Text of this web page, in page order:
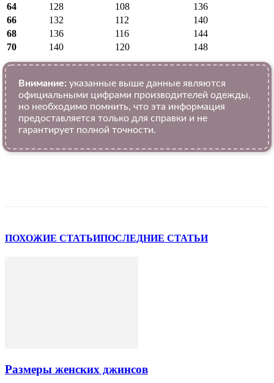
64
128 108
136
66
132 112
140
68
136 116
144
70
140 120 148
Внимание: указанные выше данные являются
официальными цифрами производителей одежды,
но необходимо помнить, что эта информация
предоставляется только для справки и не
гарантирует полной точности.
ПОХОЖИЕ СТАТЬИПОСЛЕДНИЕ СТАТЬИ
Размеры женских джинсов